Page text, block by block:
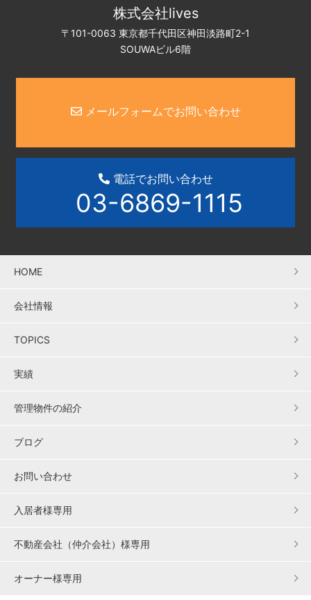
株式会社lives
〒101-0063 東京都千代田区神田淡路町2-1
SOUWAビル6階
メールフォームでお問い合わせ
電話でお問い合わせ
03-6869-1115
HOME
会社情報
TOPICS
実績
管理物件の紹介
ブログ
お問い合わせ
入居者様専用
不動産会社（仲介会社）様専用
オーナー様専用